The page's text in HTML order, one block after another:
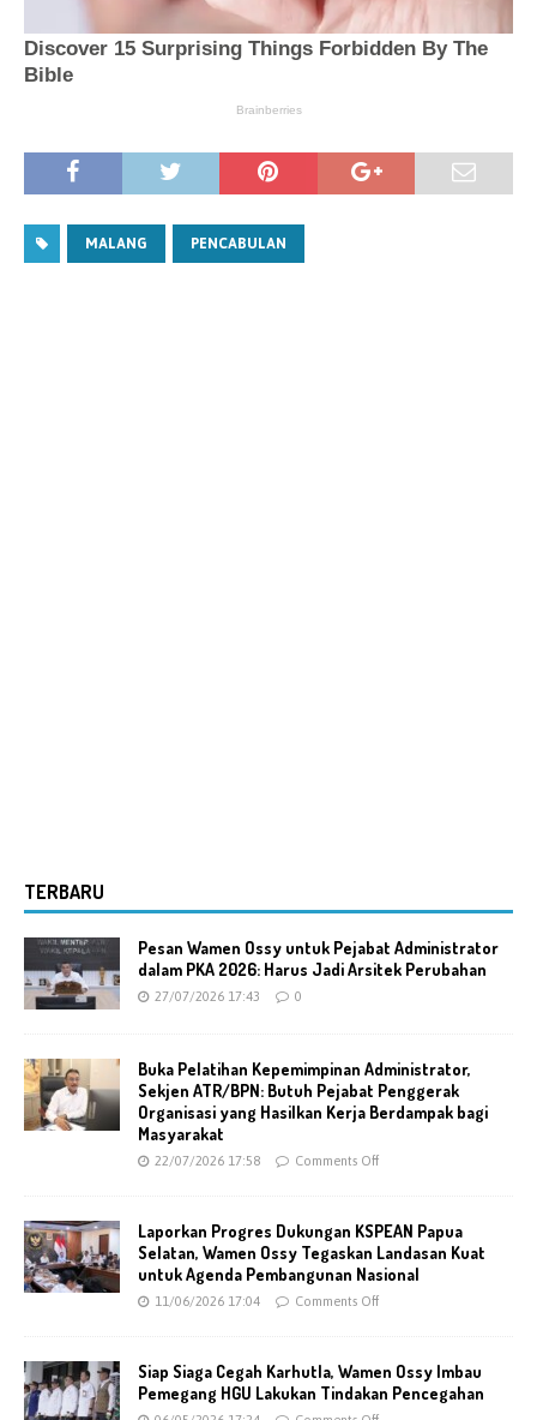
MALANG PENCABULAN
TERBARU
Pesan Wamen Ossy untuk Pejabat Administrator
dalam PKA 2026: Harus Jadi Arsitek Perubahan
27/07/2026 17:43 0
Buka Pelatihan Kepemimpinan Administrator,
Sekjen ATR/BPN: Butuh Pejabat Penggerak
Organisasi yang Hasilkan Kerja Berdampak bagi
Masyarakat
22/07/2026 17:58 Comments Off
Laporkan Progres Dukungan KSPEAN Papua
Selatan, Wamen Ossy Tegaskan Landasan Kuat
untuk Agenda Pembangunan Nasional
11/06/2026 17:04 Comments Off
Siap Siaga Cegah Karhutla, Wamen Ossy Imbau
Pemegang HGU Lakukan Tindakan Pencegahan